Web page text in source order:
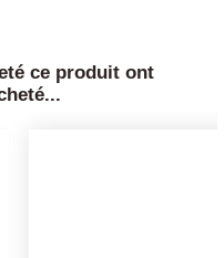
ce produit ont